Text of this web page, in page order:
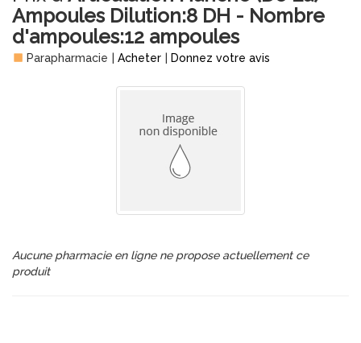
Ampoules Dilution:8 DH - Nombre
d'ampoules:12 ampoules
Parapharmacie Acheter Donnez votre avis
Aucune pharmacie en ligne ne propose actuellement ce
produit